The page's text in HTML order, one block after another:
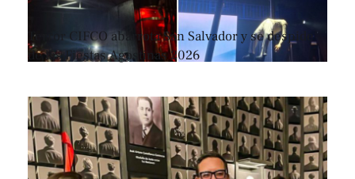
Terror CIFCO abarrota San Salvador y se despide
de las Fiestas Agostinas 2026